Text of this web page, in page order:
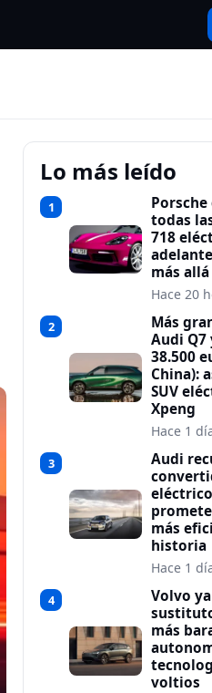
Lo más leído
1
todas
718
más
Hace 20
2
Más
Audi Q7
38.500
China):
SUV
Xpeng
Hace 1
3
Audi
más
historia
Hace 1
4
Volvo
más
voltios